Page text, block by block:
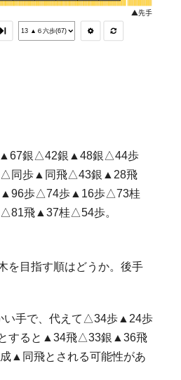
銀△42銀▲48銀△44歩
同歩▲同飛△43銀▲28飛
歩△74歩▲16歩△73桂
飛▲37桂△54歩。
を目指す順はどうか。後手
い手で、代えて△34歩▲24歩
すると▲34飛△33銀▲36飛
▲同飛とされる可能性があ